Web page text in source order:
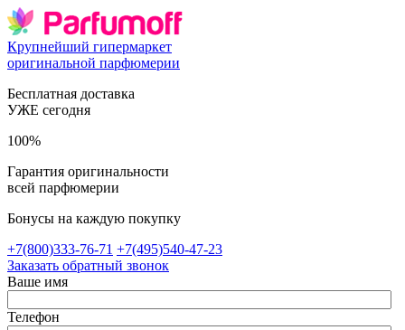
Крупнейший гипермаркет
оригинальной парфюмерии
Бесплатная доставка
УЖЕ сегодня
100%
Гарантия оригинальности
всей парфюмерии
Бонусы на каждую покупку
+7(800)333-76-71 +7(495)540-47-23
Заказать обратный звонок
Ваше имя
Телефон